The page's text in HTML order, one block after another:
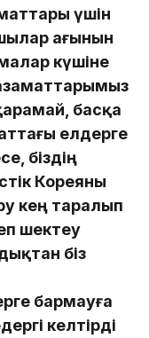
үшін
ағынын
күшіне
азаматтарымыз
басқа
елдерге
біздің
Кореяны
кең таралып
шектеу
біз
бармауға
келтірді